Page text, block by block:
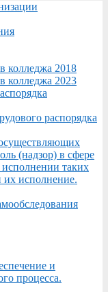
колледжа 2018
колледжа 2023
распорядка
(надзор) в сфере
исполнении таких
исполнение.
и
процесса.